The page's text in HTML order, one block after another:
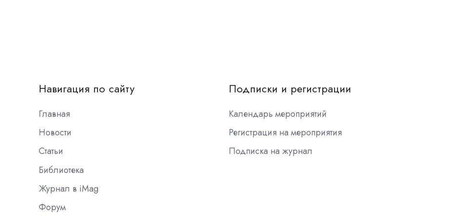
Навигация по сайту
Главная
Новости
Статьи
Библиотека
Журнал в iMag
Форум
Подписки и регистрации
Календарь мероприятий
Регистрация на мероприятия
Подписка на журнал